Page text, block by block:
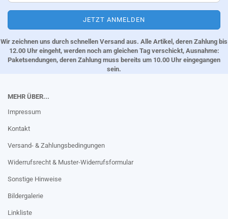
Wir zeichnen uns durch schnellen Versand aus. Alle Artikel, deren Zahlung bis
12.00 Uhr eingeht, werden noch am gleichen Tag verschickt, Ausnahme:
Paketsendungen, deren Zahlung muss bereits um 10.00 Uhr eingegangen
sein.
MEHR ÜBER...
Impressum
Kontakt
Versand- & Zahlungsbedingungen
Widerrufsrecht & Muster-Widerrufsformular
Sonstige Hinweise
Bildergalerie
Linkliste